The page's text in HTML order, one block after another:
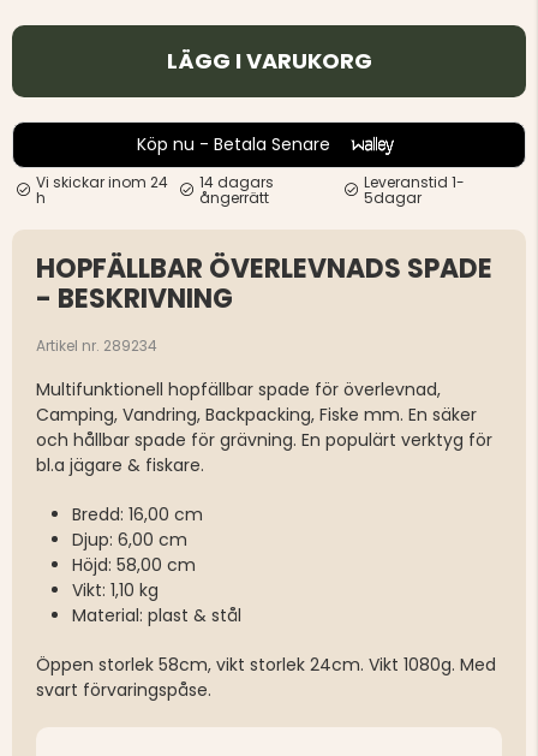
LÄGG I VARUKORG
Köp nu - Betala Senare
Vi skickar inom 24
h
14 dagars
ångerrätt
Leveranstid 1-
5dagar
HOPFÄLLBAR ÖVERLEVNADS SPADE
- BESKRIVNING
Artikel nr. 289234
Multifunktionell hopfällbar spade för överlevnad,
Camping, Vandring, Backpacking, Fiske mm. En säker
och hållbar spade för grävning. En populärt verktyg för
bl.a jägare & fiskare.
Bredd: 16,00 cm
Djup: 6,00 cm
Höjd: 58,00 cm
Vikt: 1,10 kg
Material: plast & stål
Öppen storlek 58cm, vikt storlek 24cm. Vikt 1080g. Med
svart förvaringspåse.